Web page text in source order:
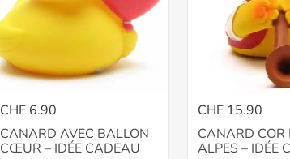
CHF 6.90
CANARD AVEC BALLON
CŒUR – IDÉE CADEAU
CHF 15.90
CANARD COR
ALPES – IDÉE